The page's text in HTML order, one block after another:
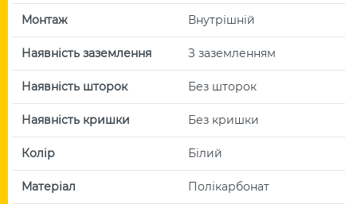
Монтаж Внутрішній
Наявність заземлення З заземленням
Наявність шторок Без шторок
Наявність кришки Без кришки
Колір Білий
Матеріал Полікарбонат